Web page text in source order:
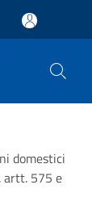
domestici
artt. 575 e